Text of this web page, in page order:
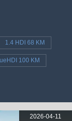
1.4 HDI 68 KM
100 KM
2026-04-11